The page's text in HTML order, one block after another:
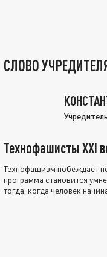
СЛОВО
Технофашисты XXI
Технофашизм побеждает
программа становится
тогда, когда человек